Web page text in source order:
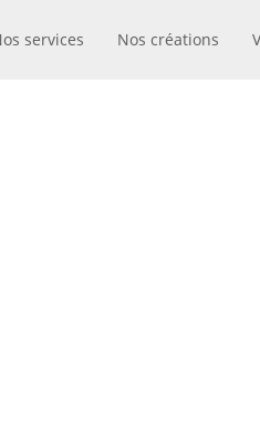
services Nos créations